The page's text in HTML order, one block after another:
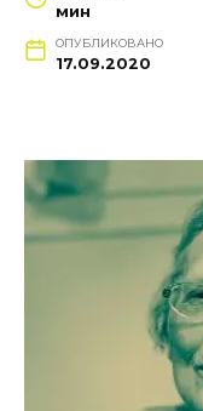
мин
ОПУБЛИКОВАНО
17.09.2020